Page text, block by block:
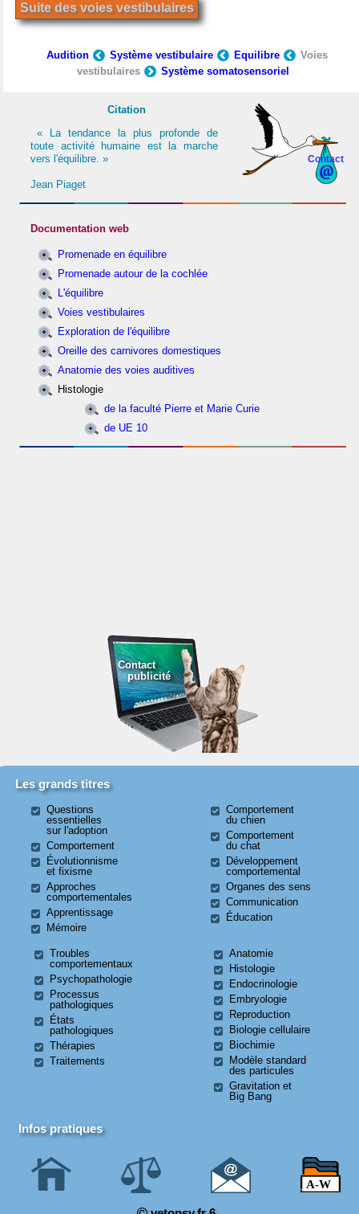
Suite des voies vestibulaires
Audition Système vestibulaire Equilibre
Voies
vestibulaires
Système somatosensoriel
Contact
Citation
« La tendance la plus profonde de
toute activité humaine est la marche
vers l'équilibre. »
Jean Piaget
Documentation web
Promenade en équilibre
Promenade autour de la cochlée
L'équilibre
Voies vestibulaires
Exploration de l'équilibre
Oreille des carnivores domestiques
Anatomie des voies auditives
Histologie
de la faculté Pierre et Marie Curie
de UE 10
Contact
publicité
Les grands titres
Questions
essentielles
sur l'adoption
Comportement
Évolutionnisme
et fixisme
Approches
comportementales
Apprentissage
Mémoire
Comportement
du chien
Comportement
du chat
Développement
comportemental
Organes des sens
Communication
Éducation
Troubles
comportementaux
Psychopathologie
Processus
pathologiques
États
pathologiques
Thérapies
Traitements
Anatomie
Histologie
Endocrinologie
Embryologie
Reproduction
Biologie cellulaire
Biochimie
Modèle standard
des particules
Gravitation et
Big Bang
Infos pratiques